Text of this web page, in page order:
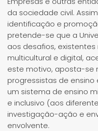
da sociedade civil.
identificação e
pretende-se que a
aos desafios,
multicultural e digital,
este motivo, aposta-se
progressistas de
um sistema de ensino
e inclusivo (aos
investigação-ação e
envolvente.